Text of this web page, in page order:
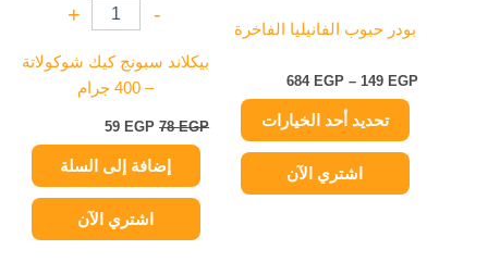
بودر حبوب الفانيليا الفاخرة
149 EGP
–
684 EGP
تحديد أحد الخيارات
الخيارات
صفحة
المنتج
اشتري الآن
-
+
بيكلاند سبونج كيك شوكولاتة
– 400 جرام
78EGP
59 EGP
إضافة إلى السلة
اشتري الآن